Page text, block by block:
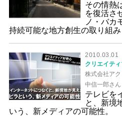
その情熱
を復活さ
ノ・バカ
持続可能な地方創生の取り組み
2010.03.01
クリエイテ
株式会社ア
中信一郎さん
テレビを
と、新境
いう、新メディアの可能性。